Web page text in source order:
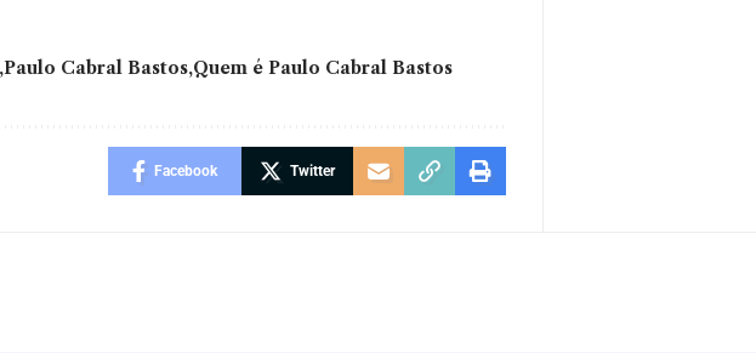
Paulo Cabral Bastos Quem é Paulo Cabral Bastos
Facebook Twitter